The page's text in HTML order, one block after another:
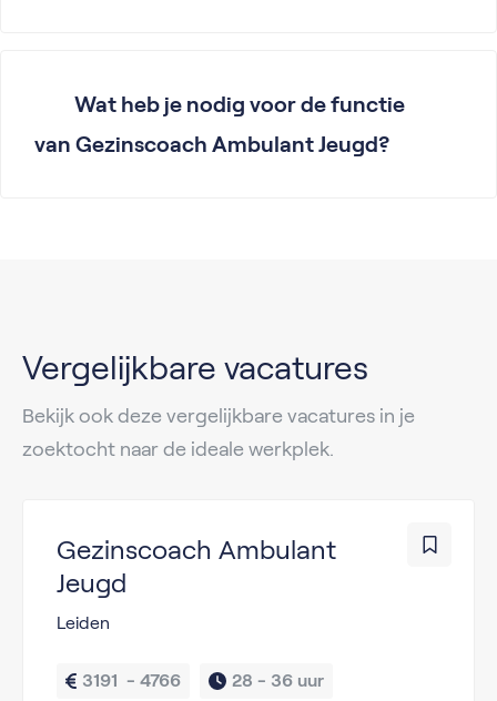
Wat heb je nodig voor de functie
van Gezinscoach Ambulant Jeugd?
Vergelijkbare vacatures
Bekijk ook deze vergelijkbare vacatures in je
zoektocht naar de ideale werkplek.
Gezinscoach Ambulant
Jeugd
Leiden
3191  - 4766 28 - 36 uur